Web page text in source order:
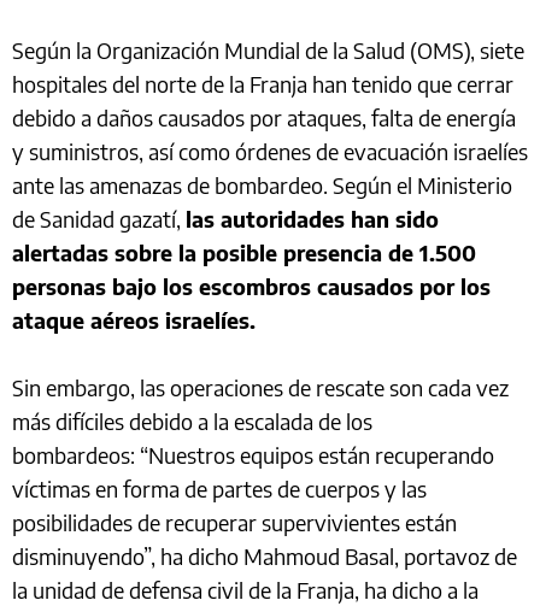
Según la Organización Mundial de la Salud (OMS), siete
hospitales del norte de la Franja han tenido que cerrar
debido a daños causados por ataques, falta de energía
y suministros, así como órdenes de evacuación israelíes
ante las amenazas de bombardeo. Según el Ministerio
de Sanidad gazatí, las autoridades han sido
alertadas sobre la posible presencia de 1.500
personas bajo los escombros causados por los
ataque aéreos israelíes.
Sin embargo, las operaciones de rescate son cada vez
más difíciles debido a la escalada de los
bombardeos: “Nuestros equipos están recuperando
víctimas en forma de partes de cuerpos y las
posibilidades de recuperar supervivientes están
disminuyendo”, ha dicho Mahmoud Basal, portavoz de
la unidad de defensa civil de la Franja, ha dicho a la